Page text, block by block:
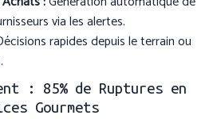
via les alertes.
rapides depuis le terrain ou
: 85% de Ruptures en
Gourmets